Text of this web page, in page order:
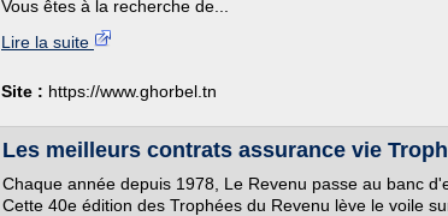
Vous êtes à la recherche de...
Lire la suite
Site : https://www.ghorbel.tn
Les meilleurs contrats assurance vie
Chaque année depuis 1978, Le Revenu passe au banc
Cette 40e édition des Trophées du Revenu lève le voile